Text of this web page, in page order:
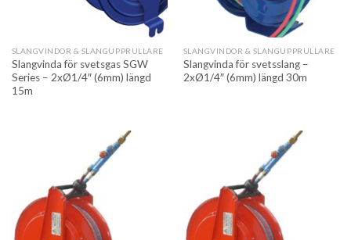
SLANGVINDOR & SLANGUPPRULLARE
Slangvinda för svetsgas SGW
Series – 2xØ1/4″ (6mm) längd
15m
SLANGVINDOR & SLANGUPPRULLARE
Slangvinda för svetsslang –
2xØ1/4″ (6mm) längd 30m